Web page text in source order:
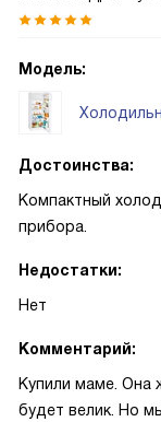
Модель:
Достоинства:
Компактный
прибора.
Недостатки:
Нет
Комментарий:
Купили маме. Она
будет велик. Но